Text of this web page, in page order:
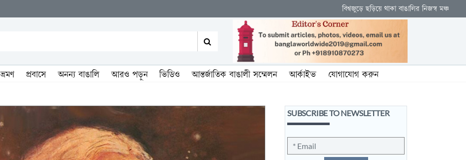
বিশ্বজুড়ে ছড়িয়ে থাকা বাঙালির নিজস্ব মঞ্চ
ভ্রমণ প্রবাসে অনন্য বাঙালি আরও পড়ুন ভিডিও আন্তর্জাতিক বাঙালী সম্মেলন আর্কাইভ যোগাযোগ করুন
SUBSCRIBE TO NEWSLETTER